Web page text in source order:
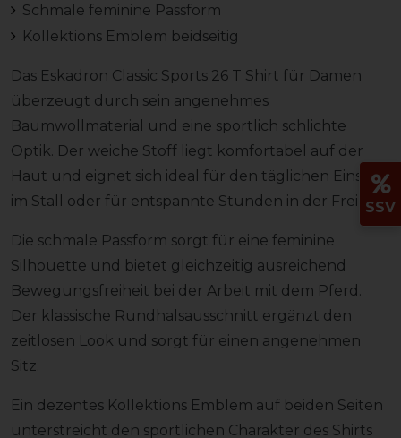
Schmale feminine Passform
Kollektions Emblem beidseitig
Das Eskadron Classic Sports 26 T Shirt für Damen
überzeugt durch sein angenehmes
Baumwollmaterial und eine sportlich schlichte
Optik. Der weiche Stoff liegt komfortabel auf der
Haut und eignet sich ideal für den täglichen Einsatz
im Stall oder für entspannte Stunden in der Freizeit.
Die schmale Passform sorgt für eine feminine
Silhouette und bietet gleichzeitig ausreichend
Bewegungsfreiheit bei der Arbeit mit dem Pferd.
Der klassische Rundhalsausschnitt ergänzt den
zeitlosen Look und sorgt für einen angenehmen
Sitz.
Ein dezentes Kollektions Emblem auf beiden Seiten
unterstreicht den sportlichen Charakter des Shirts
SSV